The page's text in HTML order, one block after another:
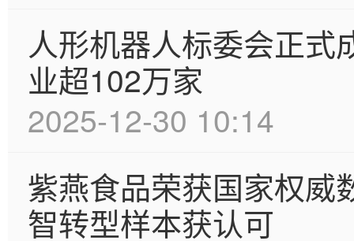
人形机器人标委会正式
业超102万家
2025-12-30 10:14
紫燕食品荣获国家权威
智转型样本获认可